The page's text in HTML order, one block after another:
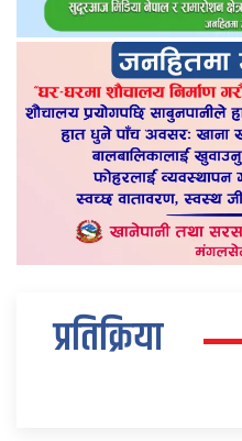
प्रतिक्रिया